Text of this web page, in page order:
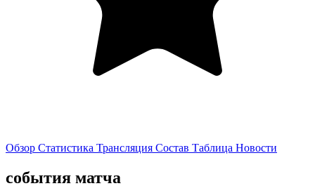
Обзор Статистика Трансляция Состав Таблица Новости
события матча